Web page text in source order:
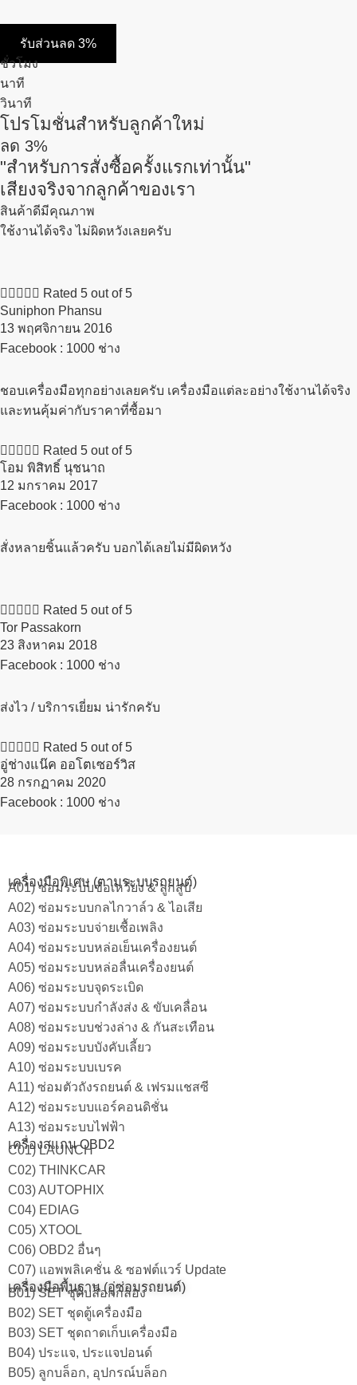
รับส่วนลด 3%
ชั่วโมง
นาที
วินาที
โปรโมชั่นสำหรับลูกค้าใหม่
ลด 3%
"สำหรับการสั่งซื้อครั้งแรกเท่านั้น"
เสียงจริงจากลูกค้าของเรา
สินค้าดีมีคุณภาพ
ใช้งานได้จริง ไม่ผิดหวังเลยครับ
     Rated 5 out of 5
Suniphon Phansu
13 พฤศจิกายน 2016​
Facebook : 1000 ช่าง
ชอบเครื่องมือทุกอย่างเลยครับ เครื่องมือแต่ละอย่างใช้งานได้จริง
และทนคุ้มค่ากับราคาที่ซื้อมา
     Rated 5 out of 5
โอม พิสิทธิ์ นุชนาถ
12 มกราคม 2017​
Facebook : 1000 ช่าง
สั่งหลายชิ้นแล้วครับ บอกได้เลยไม่มีผิดหวัง
     Rated 5 out of 5
Tor Passakorn
23 สิงหาคม 2018​
Facebook : 1000 ช่าง
ส่งไว / บริการเยี่ยม น่ารักครับ
     Rated 5 out of 5
อู่ช่างแน๊ค ออโตเซอร์วิส
28 กรกฏาคม 2020​
Facebook : 1000 ช่าง
เครื่องมือพิเศษ (ตามระบบรถยนต์)
A01) ซ่อมระบบข้อเหวี่ยง & ลูกสูบ
A02) ซ่อมระบบกลไกวาล์ว & ไอเสีย
A03) ซ่อมระบบจ่ายเชื้อเพลิง
A04) ซ่อมระบบหล่อเย็นเครื่องยนต์
A05) ซ่อมระบบหล่อลื่นเครื่องยนต์
A06) ซ่อมระบบจุดระเบิด
A07) ซ่อมระบบกำลังส่ง & ขับเคลื่อน
A08) ซ่อมระบบช่วงล่าง & กันสะเทือน
A09) ซ่อมระบบบังคับเลี้ยว
A10) ซ่อมระบบเบรค
A11) ซ่อมตัวถังรถยนต์ & เฟรมแชสซี
A12) ซ่อมระบบแอร์คอนดิชั่น
A13) ซ่อมระบบไฟฟ้า
เครื่องสแกน OBD2
C01) LAUNCH
C02) THINKCAR
C03) AUTOPHIX
C04) EDIAG
C05) XTOOL
C06) OBD2 อื่นๆ
C07) แอพพลิเคชั่น & ซอฟต์แวร์ Update
เครื่องมือพื้นฐาน (อู่ซ่อมรถยนต์)
B01) SET ชุดบล็อกกล่อง
B02) SET ชุดตู้เครื่องมือ
B03) SET ชุดถาดเก็บเครื่องมือ
B04) ประแจ, ประแจปอนด์
B05) ลูกบล็อก, อุปกรณ์บล็อก